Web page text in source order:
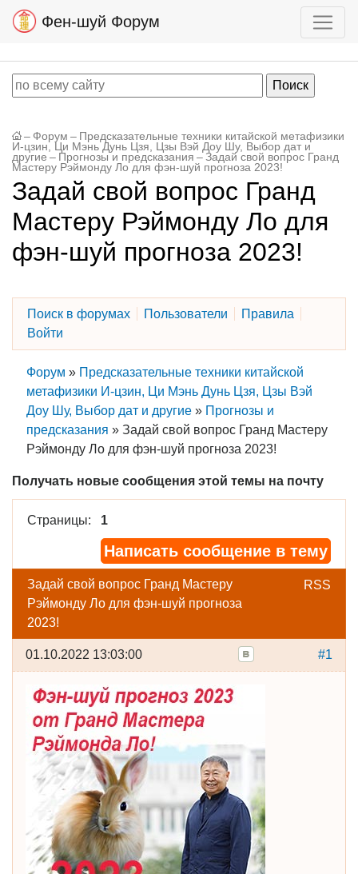
Фен-шуй Форум
– Форум – Предсказательные техники китайской метафизики
И-цзин, Ци Мэнь Дунь Цзя, Цзы Вэй Доу Шу, Выбор дат и
другие – Прогнозы и предсказания – Задай свой вопрос Гранд
Мастеру Рэймонду Ло для фэн-шуй прогноза 2023!
Задай свой вопрос Гранд
Мастеру Рэймонду Ло для
фэн-шуй прогноза 2023!
Поиск в форумах Пользователи
Правила
Войти
Форум » Предсказательные техники китайской
метафизики И-цзин, Ци Мэнь Дунь Цзя, Цзы Вэй
Доу Шу, Выбор дат и другие » Прогнозы и
предсказания » Задай свой вопрос Гранд Мастеру
Рэймонду Ло для фэн-шуй прогноза 2023!
Получать новые сообщения этой темы на почту
Страницы: 1
Написать сообщение в тему
RSS
Задай свой вопрос Гранд Мастеру
Рэймонду Ло для фэн-шуй прогноза
2023!
#1
01.10.2022 13:03:00